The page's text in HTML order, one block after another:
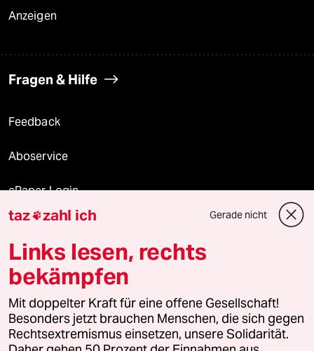
Anzeigen
Fragen & Hilfe
Feedback
Aboservice
ePaper Login
Downloads für Abonnierende
© 2026 taz Verlags und Vertriebs GmbH
Alle Rechte vorbehalten. Bei rechtlichen Fragen oder für Genehmigungen
wenden Sie sich bitte an
lizenzen@taz.de
taz zahl ich Gerade nicht
Links lesen, rechts
bekämpfen
Mit doppelter Kraft für eine offene Gesellschaft!
Besonders jetzt brauchen Menschen, die sich gegen
Rechtsextremismus einsetzen, unsere Solidarität.